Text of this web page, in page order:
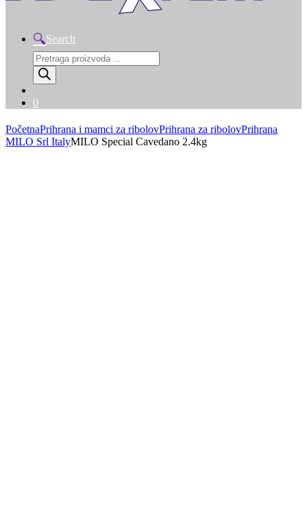
Search
Products
search
0
PočetnaPrihrana i mamci za ribolovPrihrana za ribolovPrihrana
MILO Srl ItalyMILO Special Cavedano 2.4kg